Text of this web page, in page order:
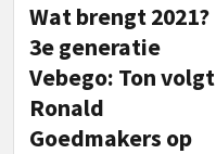
Wat brengt 2021?
3e generatie
Vebego: Ton volgt
Ronald
Goedmakers op